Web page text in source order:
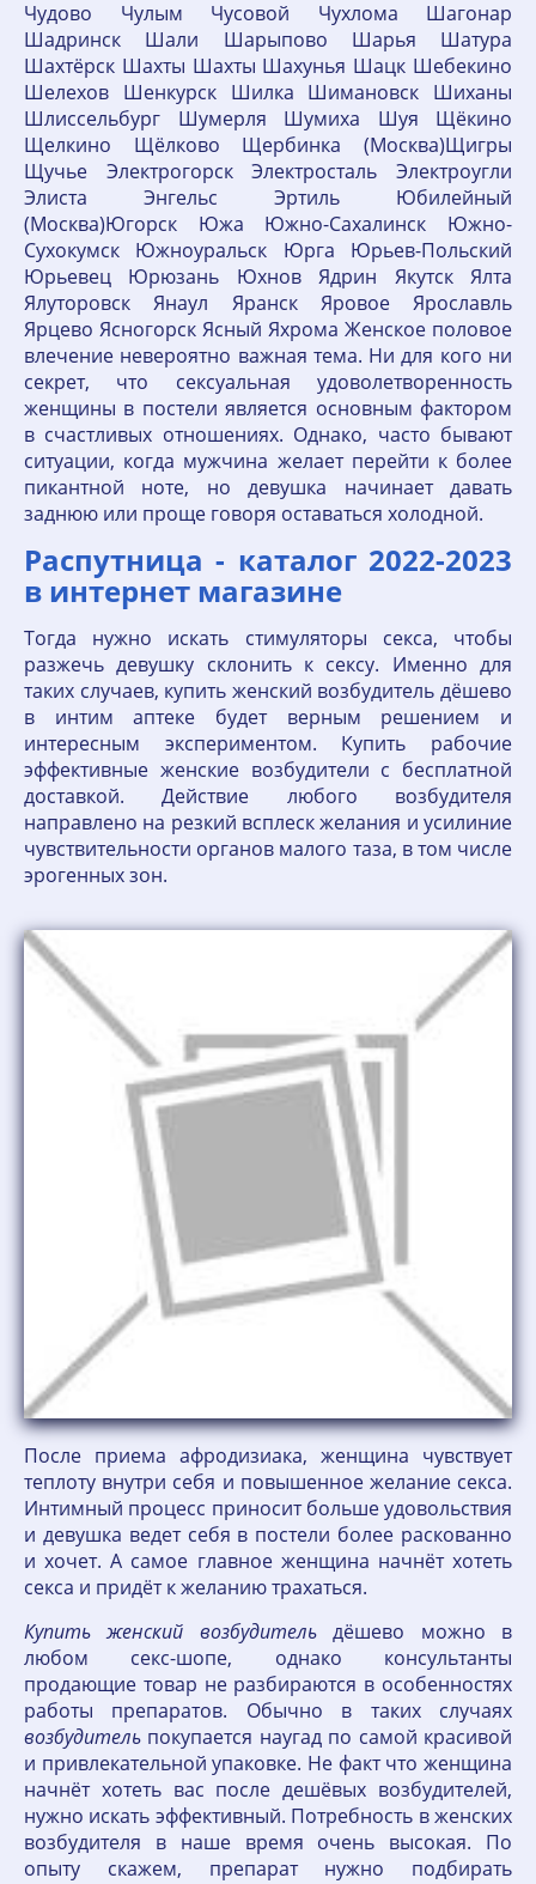
Распутница - каталог 2022-2023
в интернет магазине
Тогда нужно искать стимуляторы секса, чтобы
разжечь девушку склонить к сексу. Именно для
таких случаев, купить женский возбудитель дёшево
в интим аптеке будет верным решением и
интересным экспериментом. Купить рабочие
эффективные женские возбудители с бесплатной
доставкой. Действие любого возбудителя
направлено на резкий всплеск желания и усилиние
чувствительности органов малого таза, в том числе
эрогенных зон.
После приема афродизиака, женщина чувствует
теплоту внутри себя и повышенное желание секса.
Интимный процесс приносит больше удовольствия
и девушка ведет себя в постели более раскованно
и хочет. А самое главное женщина начнёт хотеть
секса и придёт к желанию трахаться.
Купить
женский возбудительдёшево можно в
любом секс-шопе, однако консультанты
продающие товар не разбираются в особенностях
работы препаратов. Обычно в таких случаях
возбудитель покупается наугад по самой красивой
и привлекательной упаковке. Не факт что женщина
начнёт хотеть вас после дешёвых возбудителей,
нужно искать эффективный. Потребность в женских
возбудителя в наше время очень высокая. По
опыту скажем, препарат нужно подбирать